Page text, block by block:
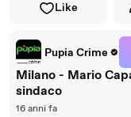
Like
Pupia Crime
Milano - Mario
sindaco
16 anni fa